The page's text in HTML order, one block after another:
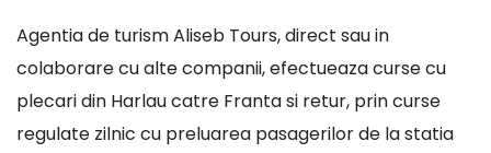
Agentia de turism Aliseb Tours, direct sau in
colaborare cu alte companii, efectueaza curse cu
plecari din Harlau catre Franta si retur, prin curse
regulate zilnic cu preluarea pasagerilor de la statia